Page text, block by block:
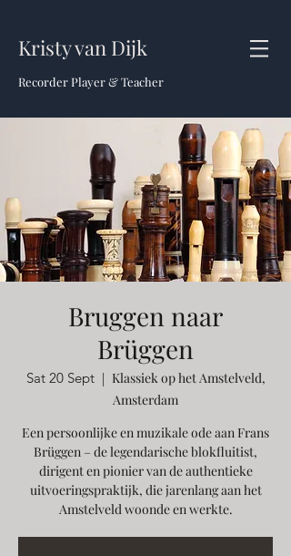
Kristy van Dijk
Recorder Player & Teacher
Bruggen naar
Brüggen
Sat 20 Sept
  |
Klassiek op het Amstelveld,
Amsterdam
Een persoonlijke en muzikale ode aan Frans
Brüggen – de legendarische blokfluitist,
dirigent en pionier van de authentieke
uitvoeringspraktijk, die jarenlang aan het
Amstelveld woonde en werkte.